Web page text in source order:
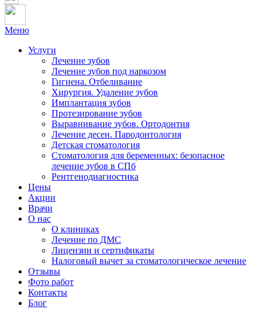
Меню
Услуги
Лечение зубов
Лечение зубов под наркозом
Гигиена. Отбеливание
Хирургия. Удаление зубов
Имплантация зубов
Протезирование зубов
Выравнивание зубов. Ортодонтия
Лечение десен. Пародонтология
Детская стоматология
Стоматология для беременных: безопасное
лечение зубов в СПб
Рентгенодиагностика
Цены
Акции
Врачи
О нас
О клиниках
Лечение по ДМС
Лицензии и сертификаты
Налоговый вычет за стоматологическое лечение
Отзывы
Фото работ
Контакты
Блог